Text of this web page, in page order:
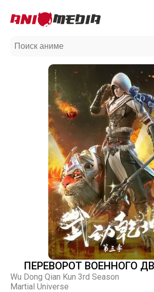
ПЕРЕВОРОТ ВОЕННОГО
Wu Dong Qian Kun 3rd Season
Martial Universe